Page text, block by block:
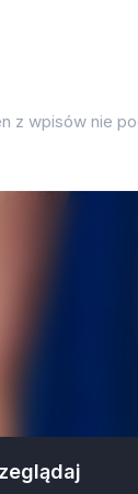
z wpisów nie